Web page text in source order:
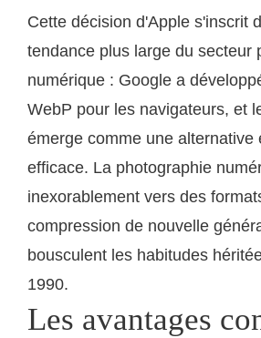
Cette décision d'Apple s'inscrit
tendance plus large du secteur
numérique : Google a
WebP pour les navigateurs, et
émerge comme une alternative
efficace. La photographie
inexorablement vers des
compression de nouvelle
bousculent les habitudes
1990.
Les avantages